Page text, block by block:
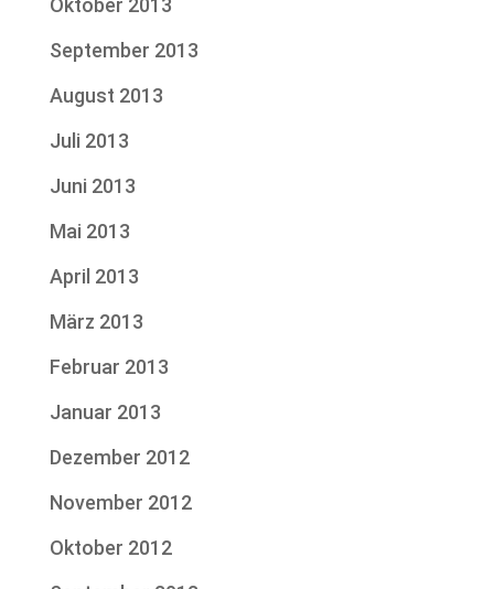
Oktober 2013
September 2013
August 2013
Juli 2013
Juni 2013
Mai 2013
April 2013
März 2013
Februar 2013
Januar 2013
Dezember 2012
November 2012
Oktober 2012